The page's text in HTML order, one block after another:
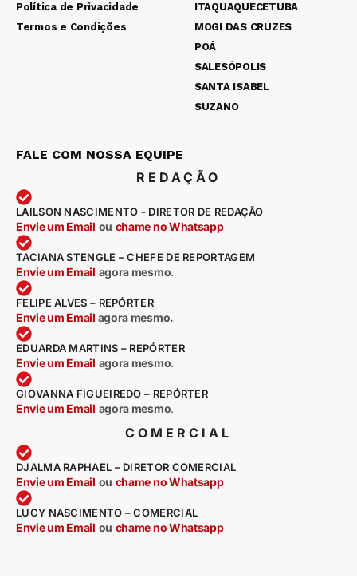
Política de Privacidade
Termos e Condições
ITAQUAQUECETUBA
MOGI DAS CRUZES
POÁ
SALESÓPOLIS
SANTA ISABEL
SUZANO
FALE COM NOSSA EQUIPE
REDAÇÃO
LAILSON NASCIMENTO - DIRETOR DE REDAÇÃO
Envie um Email ou chame no Whatsapp
TACIANA STENGLE – CHEFE DE REPORTAGEM
Envie um Email agora mesmo.
FELIPE ALVES – REPÓRTER
Envie um Email agora mesmo.
EDUARDA MARTINS – REPÓRTER
Envie um Email agora mesmo.
GIOVANNA FIGUEIREDO – REPÓRTER
Envie um Email agora mesmo.
COMERCIAL
DJALMA RAPHAEL – DIRETOR COMERCIAL
Envie um Email ou chame no Whatsapp
LUCY NASCIMENTO – COMERCIAL
Envie um Email ou chame no Whatsapp